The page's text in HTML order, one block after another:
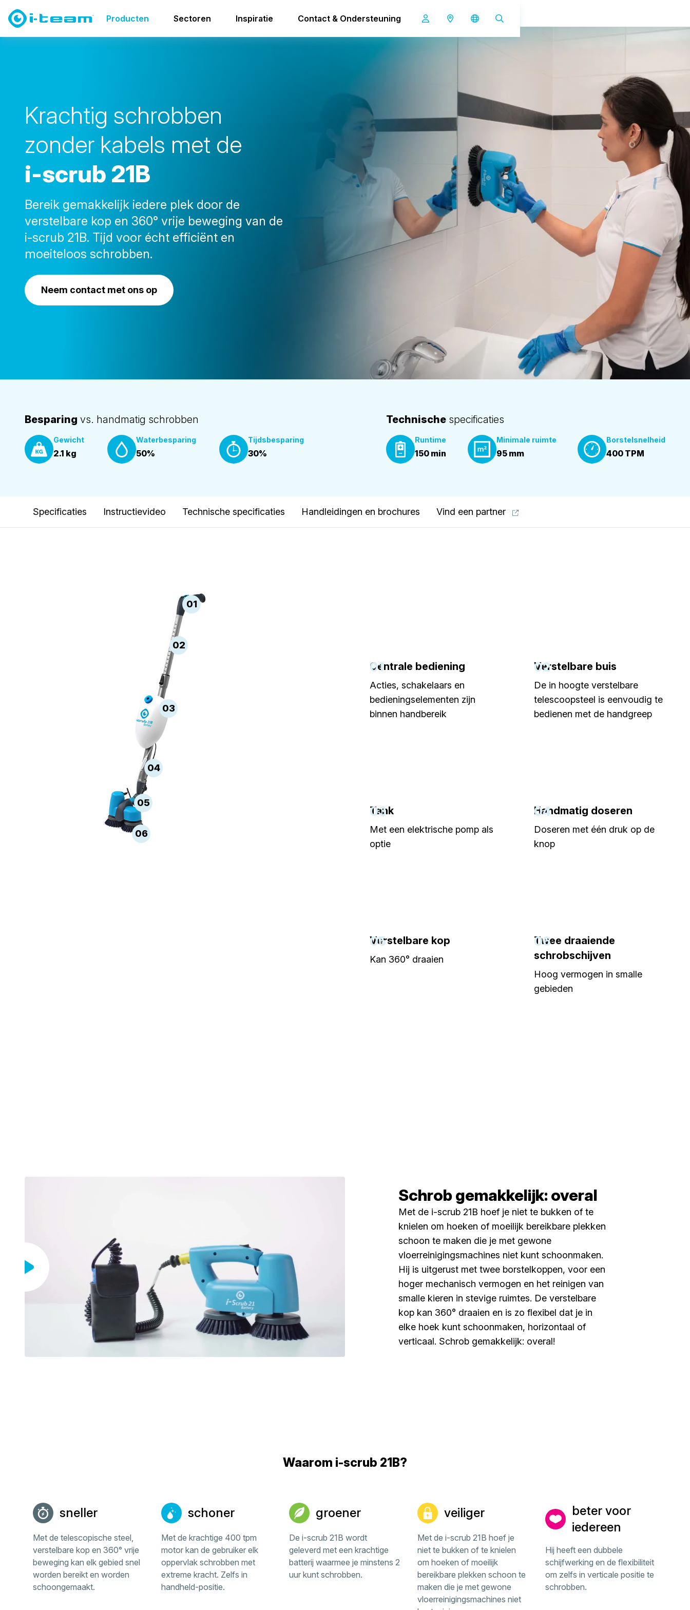
Producten Sectoren Inspiratie Contact & Ondersteuning
Muren en plafonds
Krachtig schrobben
zonder kabels met de
i-scrub 21B
Bereik gemakkelijk iedere plek door de
verstelbare kop en 360° vrije beweging van de
i-scrub 21B. Tijd voor écht efficiënt en
moeiteloos schrobben.
Neem contact met ons op
Besparing vs. handmatig schrobben
Gewicht
2.1 kg
Waterbesparing
50%
Tijdsbesparing
30%
Technische specificaties
Runtime
150 min
Minimale ruimte
95 mm
Borstelsnelheid
400 TPM
Specificaties Instructievideo Technische specificaties Handleidingen en brochures Vind een partner
01
02
03
04
05
06
01
Centrale bediening
Acties, schakelaars en
bedieningselementen zijn
binnen handbereik
02
Verstelbare buis
De in hoogte verstelbare
telescoopsteel is eenvoudig te
bedienen met de handgreep
03
Tank
Met een elektrische pomp als
optie
04
Handmatig doseren
Doseren met één druk op de
knop
05
Verstelbare kop
Kan 360° draaien
06
Twee draaiende
schrobschijven
Hoog vermogen in smalle
gebieden
Schrob gemakkelijk: overal
Met de i-scrub 21B hoef je niet te bukken of te
knielen om hoeken of moeilijk bereikbare plekken
schoon te maken die je met gewone
vloerreinigingsmachines niet kunt schoonmaken.
Hij is uitgerust met twee borstelkoppen, voor een
hoger mechanisch vermogen en het reinigen van
smalle kieren in stevige ruimtes. De verstelbare
kop kan 360° draaien en is zo flexibel dat je in
elke hoek kunt schoonmaken, horizontaal of
verticaal. Schrob gemakkelijk: overal!
Waarom i-scrub 21B?
sneller
Met de telescopische steel,
verstelbare kop en 360° vrije
beweging kan elk gebied snel
worden bereikt en worden
schoongemaakt.
schoner
Met de krachtige 400 tpm
motor kan de gebruiker elk
oppervlak schrobben met
extreme kracht. Zelfs in
handheld-positie.
groener
De i-scrub 21B wordt
geleverd met een krachtige
batterij waarmee je minstens 2
uur kunt schrobben.
veiliger
Met de i-scrub 21B hoef je
niet te bukken of te knielen
om hoeken of moeilijk
bereikbare plekken schoon te
maken die je met gewone
vloerreinigingsmachines niet
beter voor
iedereen
Hij heeft een dubbele
schijfwerking en de flexibiliteit
om zelfs in verticale positie te
schrobben.